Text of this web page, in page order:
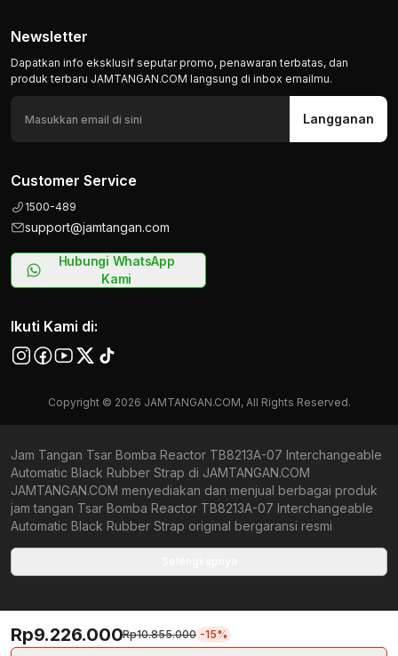
Newsletter
Dapatkan info eksklusif seputar promo, penawaran terbatas, dan
produk terbaru JAMTANGAN.COM langsung di inbox emailmu.
Langganan
Customer Service
1500-489
support@jamtangan.com
Hubungi WhatsApp
Kami
Ikuti Kami di:
Copyright © 2026 JAMTANGAN.COM, All Rights Reserved.
Jam Tangan Tsar Bomba Reactor TB8213A-07 Interchangeable
Automatic Black Rubber Strap di JAMTANGAN.COM
JAMTANGAN.COM menyediakan dan menjual berbagai produk
jam tangan Tsar Bomba Reactor TB8213A-07 Interchangeable
Automatic Black Rubber Strap original bergaransi resmi
pelanggan. JAMTANGAN.COM menjamin produk-produk yang
tinggi, dan memiliki harga yang lebih terjangkau dari toko online
Indonesia lainnya. Anda, watchlovers, merupakan prioritas
utama kami. Dengan tersedianya berbagai jam tangan
Rp9.226.000Rp10.855.000 -15%